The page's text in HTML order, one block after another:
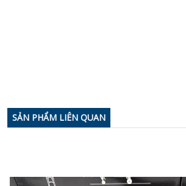
SẢN PHẨM LIÊN QUAN